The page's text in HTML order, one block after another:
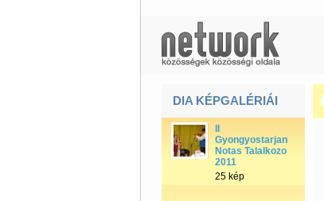
DIA KÉPGALÉRIÁI
Gyongyostarjani
Notas Talalkozo
2011
25 kép